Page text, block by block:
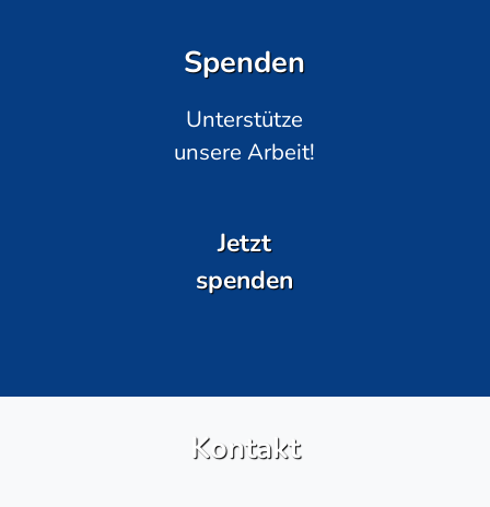
Spenden
Unterstütze
unsere Arbeit!
Jetzt
spenden
Kontakt